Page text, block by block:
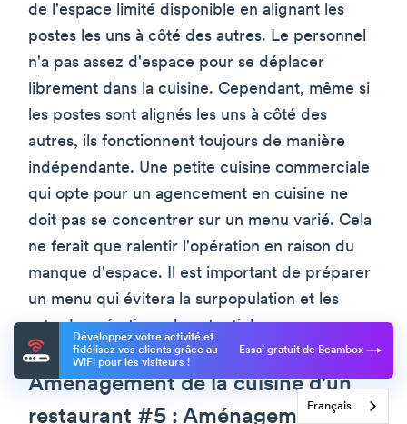
de l'espace limité disponible en alignant les
postes les uns à côté des autres. Le personnel
n'a pas assez d'espace pour se déplacer
librement dans la cuisine. Cependant, même si
les postes sont alignés les uns à côté des
autres, ils fonctionnent toujours de manière
indépendante. Une petite cuisine commerciale
qui opte pour un agencement en cuisine ne
doit pas se concentrer sur un menu varié. Cela
ne ferait que ralentir l'opération en raison du
manque d'espace. Il est important de préparer
un menu qui évitera la surpopulation et les
retards opérationnels potentiels.
Aménagement de la cuisine d'un
restaurant #5 : Aménagement
Développez votre activité et
fidélisez vos clients grâce au
WiFi pour les visiteurs !
Essai gratuit de Beambox
Français